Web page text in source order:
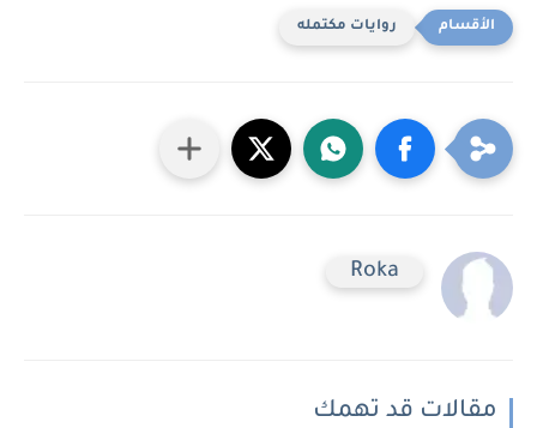
روايات مكتمله
Roka
مقالات قد تهمك